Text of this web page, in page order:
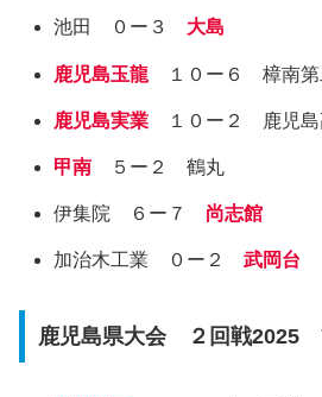
池田 ０ー３ 大島
鹿児島玉龍 １０ー６ 樟南第
鹿児島実業 １０ー２ 鹿児島
甲南 ５ー２ 鶴丸
伊集院 ６ー７ 尚志館
加治木工業 ０ー２武岡台
鹿児島県大会 ２回戦2025